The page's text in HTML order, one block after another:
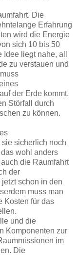
Die
Erfahrung
wird die Energie
sich 10 bis 50
liegt nahe, all
zu verstauen und
der Erde kommt.
Störfall durch
zu können.
sicherlich noch
wohl anders
die Raumfahrt
der
schon in den
muss man
Kosten für das
und die
Komponenten zur
im
Die